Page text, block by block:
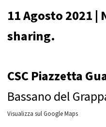
11 Agosto 2021 |
sharing.
CSC Piazzetta
Bassano del
Visualizza sul Google Maps